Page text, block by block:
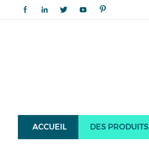
ACCUEIL DES PRODUITS